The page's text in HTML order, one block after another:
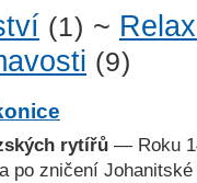
(1) ~
(9)
rytířů — Roku
po zničení